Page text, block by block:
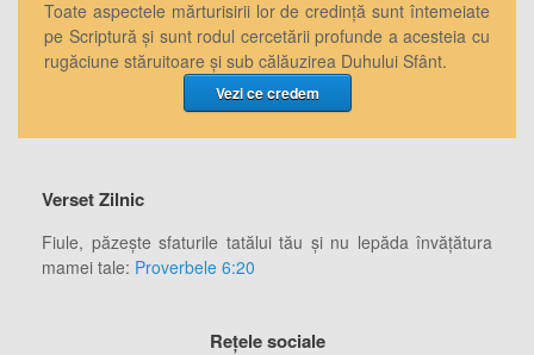
Toate aspectele mărturisirii lor de credință sunt întemeiate
pe Scriptură și sunt rodul cercetării profunde a acesteia cu
rugăciune stăruitoare și sub călăuzirea Duhului Sfânt.
Vezi ce credem
Verset Zilnic
Fiule, păzeşte sfaturile tatălui tău şi nu lepăda învăţătura
mamei tale: Proverbele 6:20
Rețele sociale